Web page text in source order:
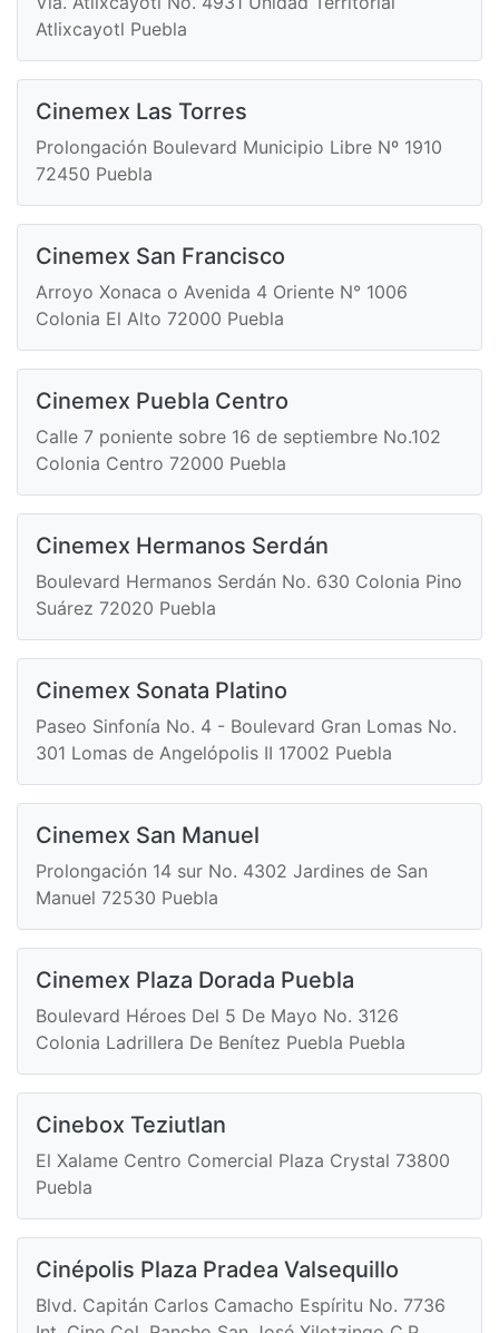
Atlixcayotl Puebla
Cinemex Las Torres
Prolongación Boulevard Municipio Libre Nº 1910
72450 Puebla
Cinemex San Francisco
Arroyo Xonaca o Avenida 4 Oriente N° 1006
Colonia El Alto 72000 Puebla
Cinemex Puebla Centro
Calle 7 poniente sobre 16 de septiembre No.102
Colonia Centro 72000 Puebla
Cinemex Hermanos Serdán
Boulevard Hermanos Serdán No. 630 Colonia Pino
Suárez 72020 Puebla
Cinemex Sonata Platino
Paseo Sinfonía No. 4 - Boulevard Gran Lomas No.
301 Lomas de Angelópolis II 17002 Puebla
Cinemex San Manuel
Prolongación 14 sur No. 4302 Jardines de San
Manuel 72530 Puebla
Cinemex Plaza Dorada Puebla
Boulevard Héroes Del 5 De Mayo No. 3126
Colonia Ladrillera De Benítez Puebla Puebla
Cinebox Teziutlan
El Xalame Centro Comercial Plaza Crystal 73800
Puebla
Cinépolis Plaza Pradea Valsequillo
Blvd. Capitán Carlos Camacho Espíritu No. 7736